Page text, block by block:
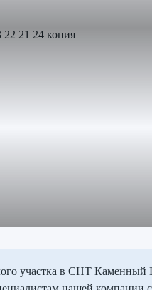
участка в СНТ Каменный